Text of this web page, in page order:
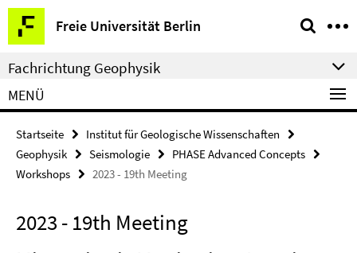
Springe
direkt
zu
Inhalt
Freie Universität Berlin
Service-
Navigation
Fachrichtung Geophysik
MENÜ
Startseite
Institut für Geologische Wissenschaften
Geophysik
Seismologie
PHASE Advanced Concepts
Workshops
2023 - 19th Meeting
2023 - 19th Meeting